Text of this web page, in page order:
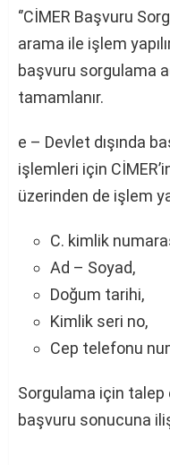
‘’CİMER Başvuru
arama ile işlem
başvuru sorgulama
tamamlanır.
e – Devlet dışında
işlemleri için
üzerinden de işlem
C. kimlik
Ad – Soyad,
Doğum tarihi,
Kimlik seri no,
Cep telefonu
Sorgulama için
başvuru sonucuna